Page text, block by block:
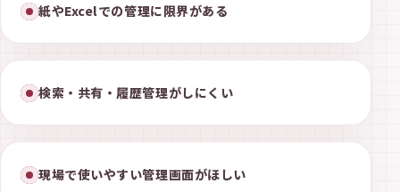
紙やExcelでの管理に限界がある
検索・共有・履歴管理がしにくい
現場で使いやすい管理画面がほしい